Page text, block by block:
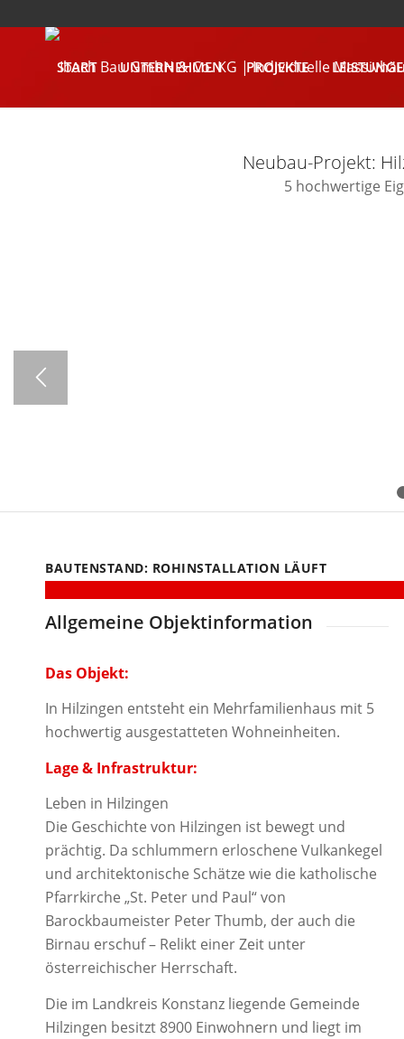
START UNTERNEHMEN PROJEKTE
Neubau-Projekt:
5 hochwertige
BAUTENSTAND: ROHINSTALLATION LÄUFT
Allgemeine Objektinformation
Das Objekt:
In Hilzingen entsteht ein Mehrfamilienhaus mit 5
hochwertig ausgestatteten Wohneinheiten.
Lage & Infrastruktur:
Leben in Hilzingen
Die Geschichte von Hilzingen ist bewegt und
prächtig. Da schlummern erloschene Vulkankegel
und architektonische Schätze wie die katholische
Pfarrkirche „St. Peter und Paul“ von
Barockbaumeister Peter Thumb, der auch die
Birnau erschuf – Relikt einer Zeit unter
österreichischer Herrschaft.
Die im Landkreis Konstanz liegende Gemeinde
Hilzingen besitzt 8900 Einwohnern und liegt im